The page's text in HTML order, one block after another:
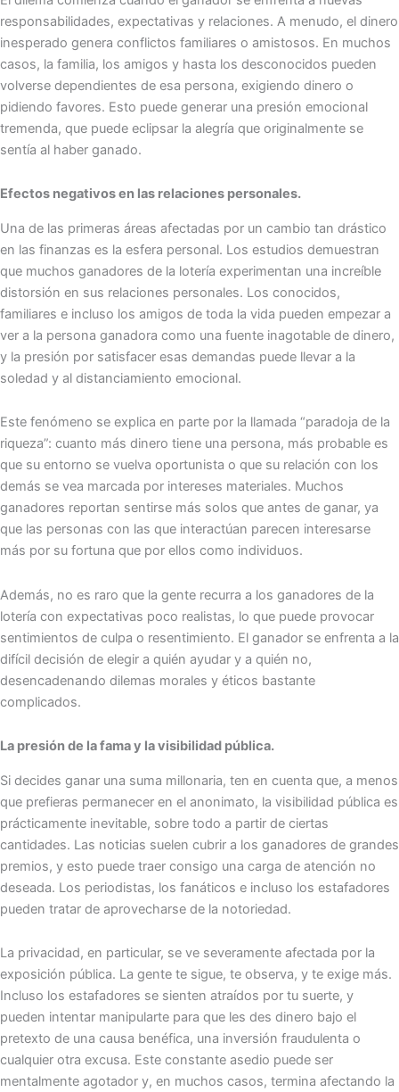
responsabilidades, expectativas y relaciones. A menudo, el dinero
inesperado genera conflictos familiares o amistosos. En muchos
casos, la familia, los amigos y hasta los desconocidos pueden
volverse dependientes de esa persona, exigiendo dinero o
pidiendo favores. Esto puede generar una presión emocional
tremenda, que puede eclipsar la alegría que originalmente se
sentía al haber ganado.
Efectos negativos en las relaciones personales.
Una de las primeras áreas afectadas por un cambio tan drástico
en las finanzas es la esfera personal. Los estudios demuestran
que muchos ganadores de la lotería experimentan una increíble
distorsión en sus relaciones personales. Los conocidos,
familiares e incluso los amigos de toda la vida pueden empezar a
ver a la persona ganadora como una fuente inagotable de dinero,
y la presión por satisfacer esas demandas puede llevar a la
soledad y al distanciamiento emocional.
Este fenómeno se explica en parte por la llamada “paradoja de la
riqueza”: cuanto más dinero tiene una persona, más probable es
que su entorno se vuelva oportunista o que su relación con los
demás se vea marcada por intereses materiales. Muchos
ganadores reportan sentirse más solos que antes de ganar, ya
que las personas con las que interactúan parecen interesarse
más por su fortuna que por ellos como individuos.
Además, no es raro que la gente recurra a los ganadores de la
lotería con expectativas poco realistas, lo que puede provocar
sentimientos de culpa o resentimiento. El ganador se enfrenta a la
difícil decisión de elegir a quién ayudar y a quién no,
desencadenando dilemas morales y éticos bastante
complicados.
La presión de la fama y la visibilidad pública.
Si decides ganar una suma millonaria, ten en cuenta que, a menos
que prefieras permanecer en el anonimato, la visibilidad pública es
prácticamente inevitable, sobre todo a partir de ciertas
cantidades. Las noticias suelen cubrir a los ganadores de grandes
premios, y esto puede traer consigo una carga de atención no
deseada. Los periodistas, los fanáticos e incluso los estafadores
pueden tratar de aprovecharse de la notoriedad.
La privacidad, en particular, se ve severamente afectada por la
exposición pública. La gente te sigue, te observa, y te exige más.
Incluso los estafadores se sienten atraídos por tu suerte, y
pueden intentar manipularte para que les des dinero bajo el
pretexto de una causa benéfica, una inversión fraudulenta o
cualquier otra excusa. Este constante asedio puede ser
mentalmente agotador y, en muchos casos, termina afectando la